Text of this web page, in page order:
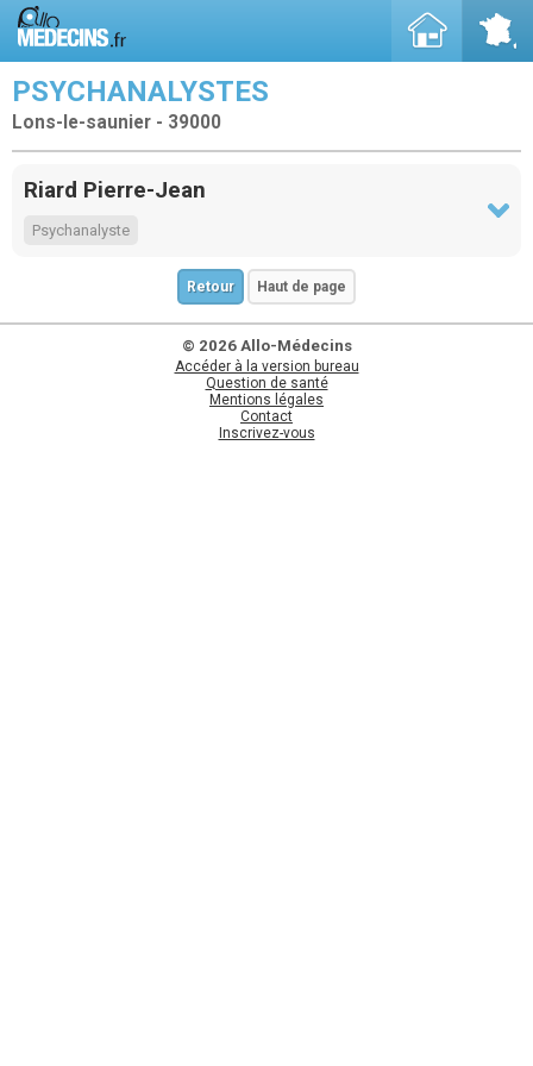
PSYCHANALYSTES
Lons-le-saunier - 39000
Riard Pierre-Jean
Psychanalyste
Retour Haut de page
© 2026 Allo-Médecins
Accéder à la version bureau
Question de santé
Mentions légales
Contact
Inscrivez-vous